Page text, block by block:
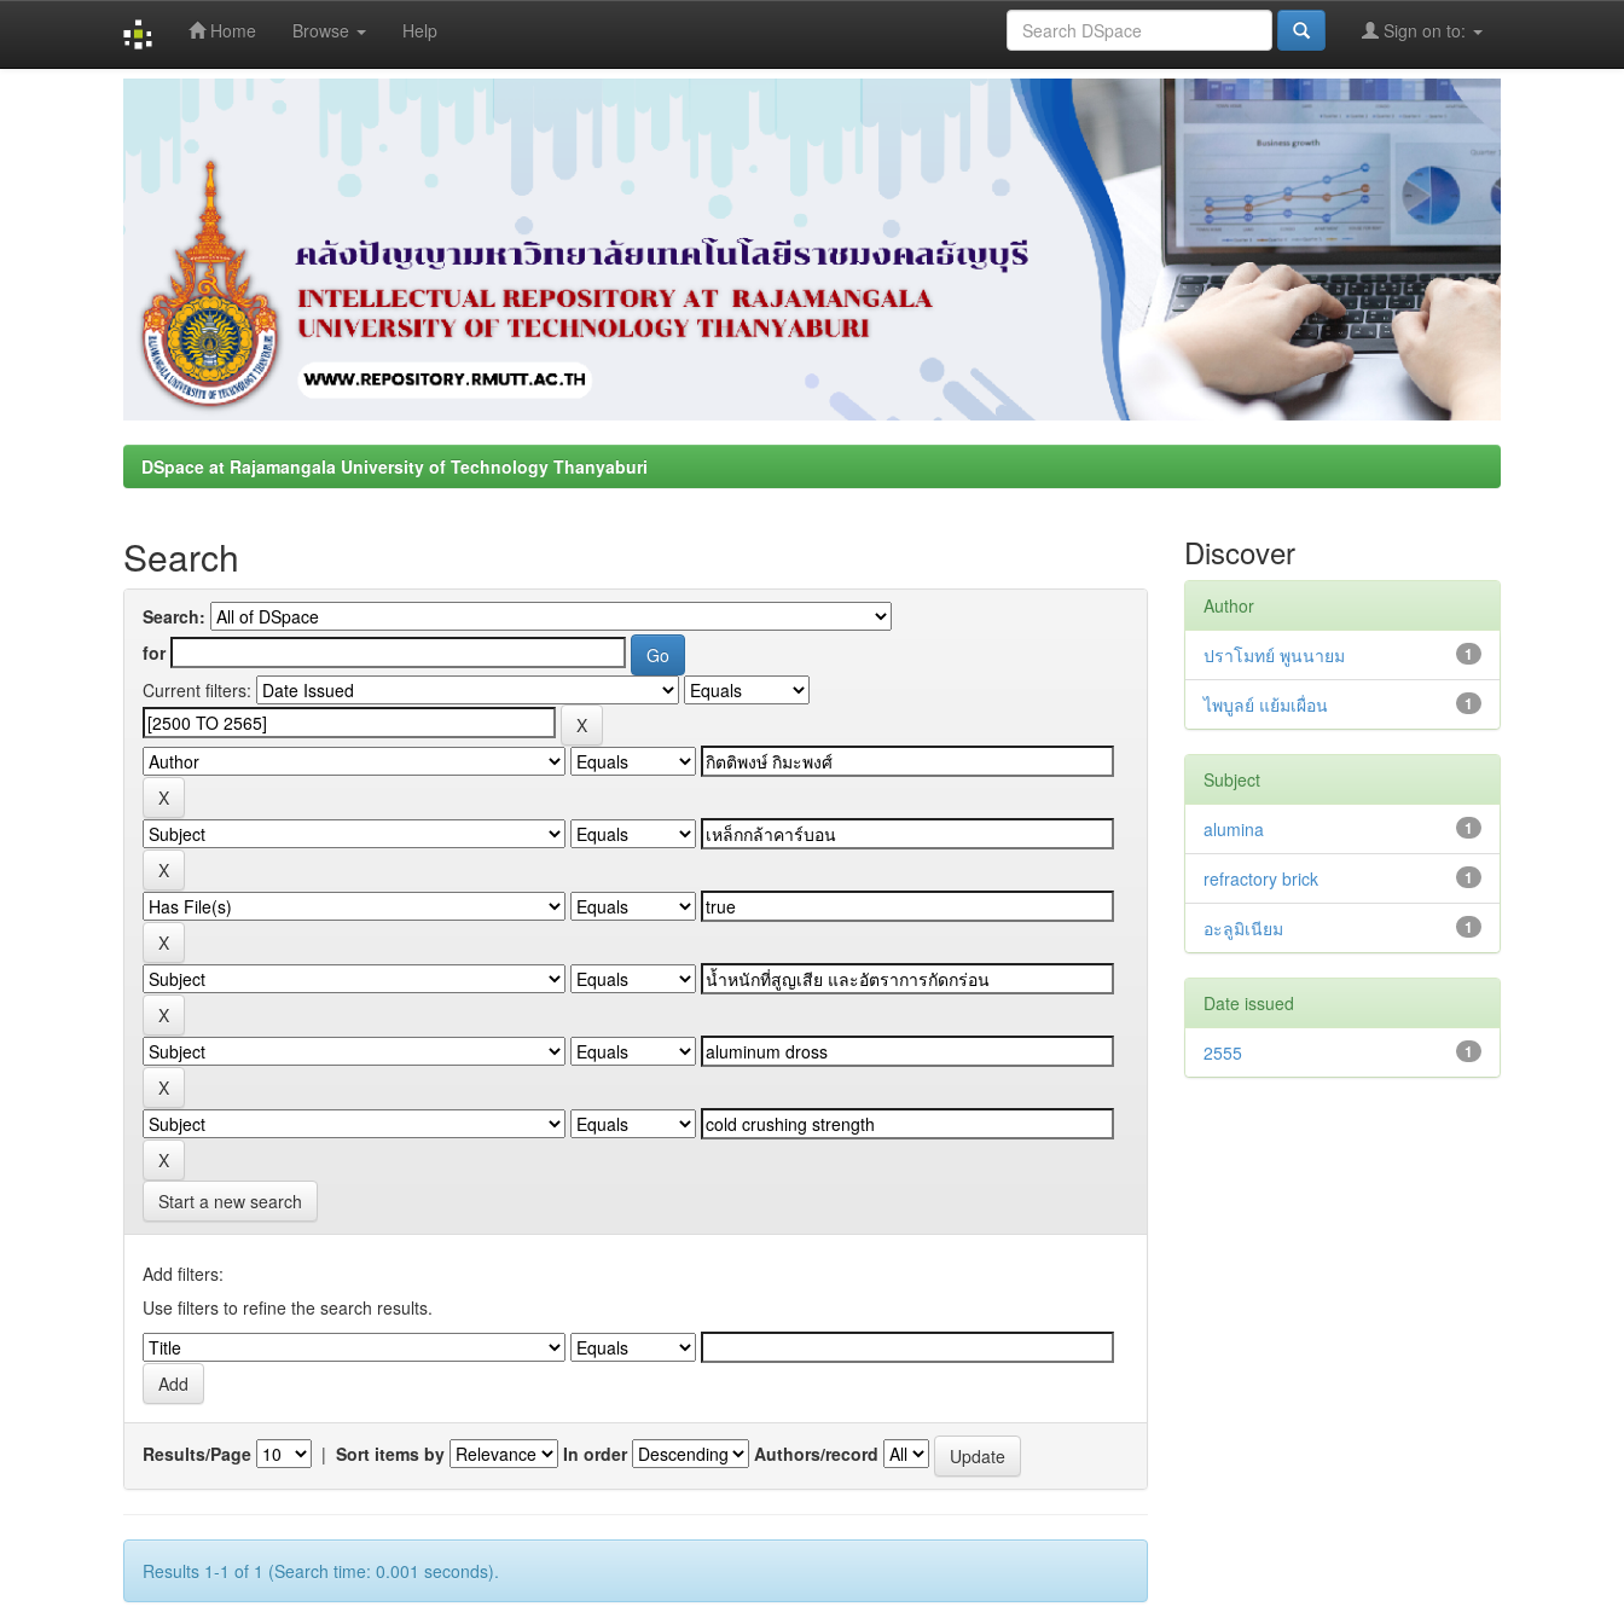
Home Browse Help Sign on to:
DSpace at Rajamangala University of Technology Thanyaburi
Search
Search:
for
Current filters:
Start a new search
Add filters:
Use filters to refine the search results.
Results/Page | Sort items by In order Authors/record
Results 1-1 of 1 (Search time: 0.001 seconds).
Discover
Author
1
ปราโมทย์ พูนนายม
1
ไพบูลย์ แย้มเผื่อน
Subject
1
alumina
1
refractory brick
1
อะลูมิเนียม
Date issued
1
2555